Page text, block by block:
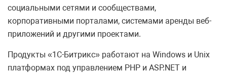
социальными сетями и сообществами,
корпоративными порталами, системами аренды веб-
приложений и другими проектами.
Продукты «1С-Битрикс» работают на Windows и Unix
платформах под управлением PHP и ASP.NET и